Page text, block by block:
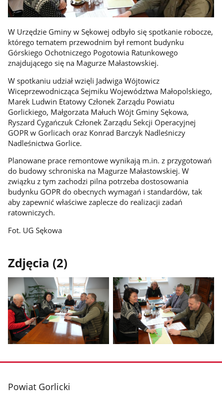
W Urzędzie Gminy w Sękowej odbyło się spotkanie robocze,
którego tematem przewodnim był remont budynku
Górskiego Ochotniczego Pogotowia Ratunkowego
znajdującego się na Magurze Małastowskiej.
W spotkaniu udział wzięli Jadwiga Wójtowicz
Wiceprzewodnicząca Sejmiku Województwa Małopolskiego,
Marek Ludwin Etatowy Członek Zarządu Powiatu
Gorlickiego, Małgorzata Małuch Wójt Gminy Sękowa,
Ryszard Cygańczuk Członek Zarządu Sekcji Operacyjnej
GOPR w Gorlicach oraz Konrad Barczyk Nadleśniczy
Nadleśnictwa Gorlice.
Planowane prace remontowe wynikają m.in. z przygotowań
do budowy schroniska na Magurze Małastowskiej. W
związku z tym zachodzi pilna potrzeba dostosowania
budynku GOPR do obecnych wymagań i standardów, tak
aby zapewnić właściwe zaplecze do realizacji zadań
ratowniczych.
Fot. UG Sękowa
Zdjęcia (2)
galerii.
stopka
Powiat Gorlicki